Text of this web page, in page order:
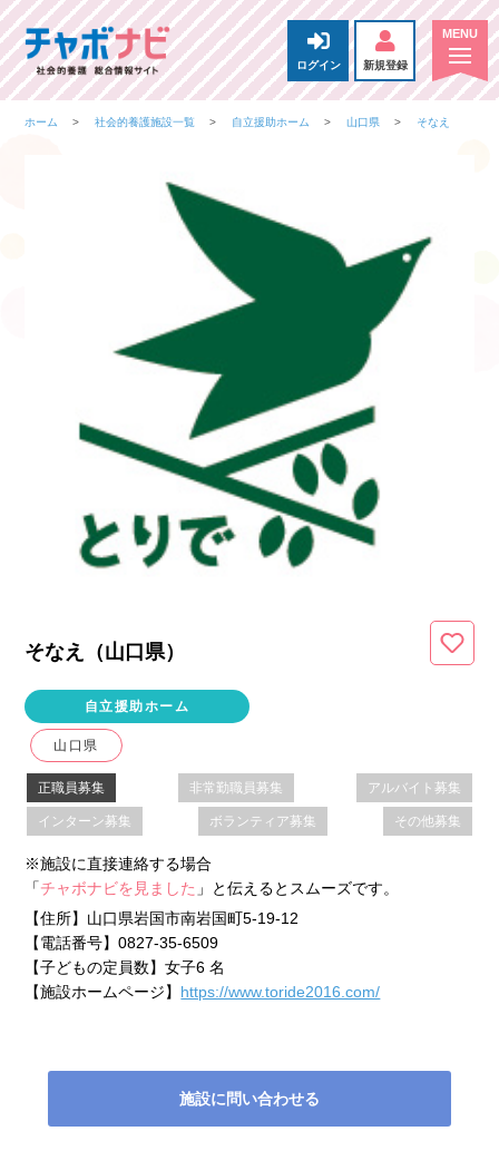
ログイン 新規登録
ホーム 社会的養護施設一覧 自立援助ホーム 山口県 そなえ
そなえ（山口県）
自立援助ホーム
山口県
正職員募集 非常勤職員募集 アルバイト募集
インターン募集 ボランティア募集 その他募集
※施設に直接連絡する場合
「チャボナビを見ました 」と伝えるとスムーズです。
【住所】 山口県岩国市南岩国町5-19-12
【電話番号】0827-35-6509
【子どもの定員数】女子6 名
【施設ホームページ】 https://www.toride2016.com/
施設に問い合わせる